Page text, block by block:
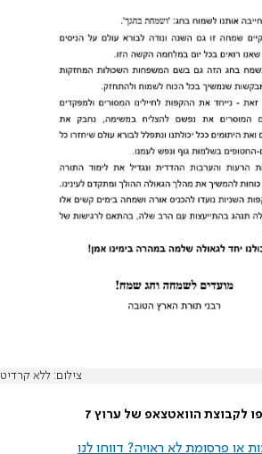
צילום: ללא קרדיט
לקבוצת הוואטצאפ של ערוץ 7
או פרסומת לא ראויה? דווחו לנו